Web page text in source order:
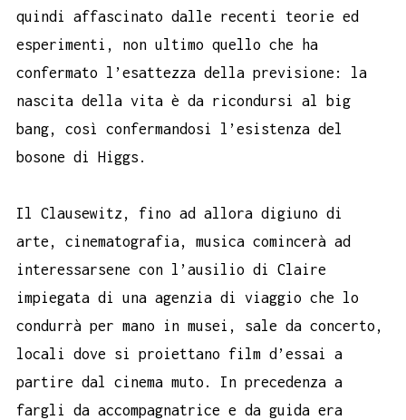
quindi affascinato dalle recenti teorie ed
esperimenti, non ultimo quello che ha
confermato l’esattezza della previsione: la
nascita della vita è da ricondursi al big
bang, così confermandosi l’esistenza del
bosone di Higgs.
Il Clausewitz, fino ad allora digiuno di
arte, cinematografia, musica comincerà ad
interessarsene con l’ausilio di Claire
impiegata di una agenzia di viaggio che lo
condurrà per mano in musei, sale da concerto,
locali dove si proiettano film d’essai a
partire dal cinema muto. In precedenza a
fargli da accompagnatrice e da guida era